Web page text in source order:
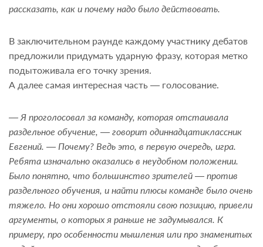
рассказать, как и почему надо было действовать.
В заключительном раунде каждому участнику дебатов
предложили придумать ударную фразу, которая метко
подытоживала его точку зрения.
А далее самая интересная часть — голосование.
— Я проголосовал за команду, которая отстаивала
раздельное обучение, — говорит одиннадцатиклассник
Евгений. — Почему? Ведь это, в первую очередь, игра.
Ребята изначально оказались в неудобном положении.
Было понятно, что большинство зрителей — против
раздельного обучения, и найти плюсы команде было очень
тяжело. Но они хорошо отстояли свою позицию, привели
аргументы, о которых я раньше не задумывался. К
примеру, про особенности мышления или про знаменитых